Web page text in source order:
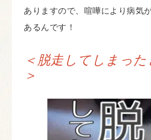
ありますので、喧嘩により病気
あるんです！
＜脱走してしまっ
＞